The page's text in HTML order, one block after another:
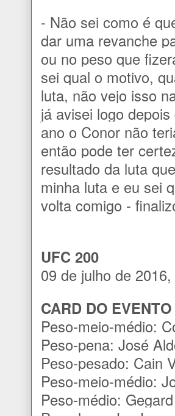
- Não sei como é
dar uma revanche
ou no peso que
sei qual o motivo,
luta, não vejo isso
já avisei logo
ano o Conor não
então pode ter
resultado da luta
minha luta e eu sei
volta comigo -
UFC 200
09 de julho de
CARD DO
Peso-meio-médio:
Peso-pena: José
Peso-pesado: Cain
Peso-meio-médio:
Peso-médio: